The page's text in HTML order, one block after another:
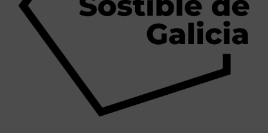
Noticias
Portal de empleo